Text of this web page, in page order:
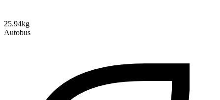
25.94kg
Autobus